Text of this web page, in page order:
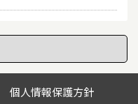
個人情報保護方針